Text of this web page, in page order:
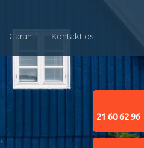
Garanti Kontakt os
21 60 62 96​